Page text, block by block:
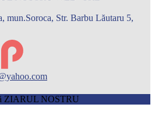
mun.Soroca, Str. Barbu Lăutaru 5,
ZIARUL NOSTRU